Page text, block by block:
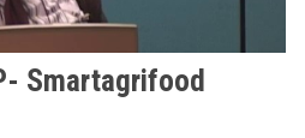
Smartagrifood